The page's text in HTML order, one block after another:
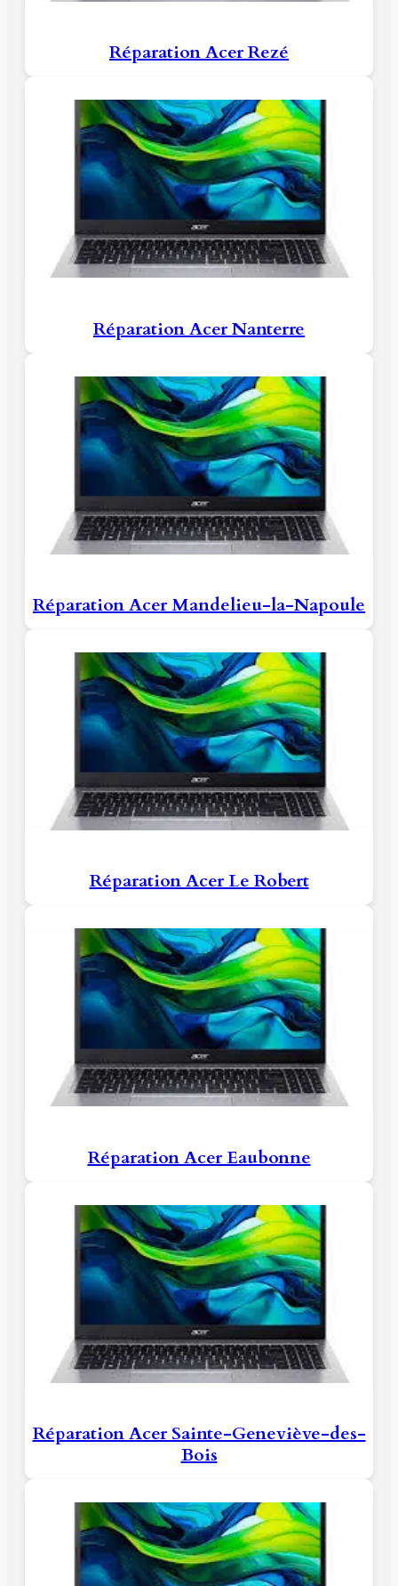
Réparation Acer Rezé
Réparation Acer Nanterre
Réparation Acer Mandelieu-la-Napoule
Réparation Acer Le Robert
Réparation Acer Eaubonne
Réparation Acer Sainte-Geneviève-des-
Bois